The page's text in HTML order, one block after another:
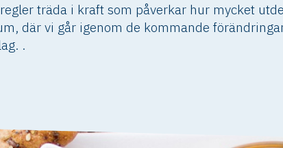
träda i kraft som påverkar hur mycket
där vi går igenom de kommande
.